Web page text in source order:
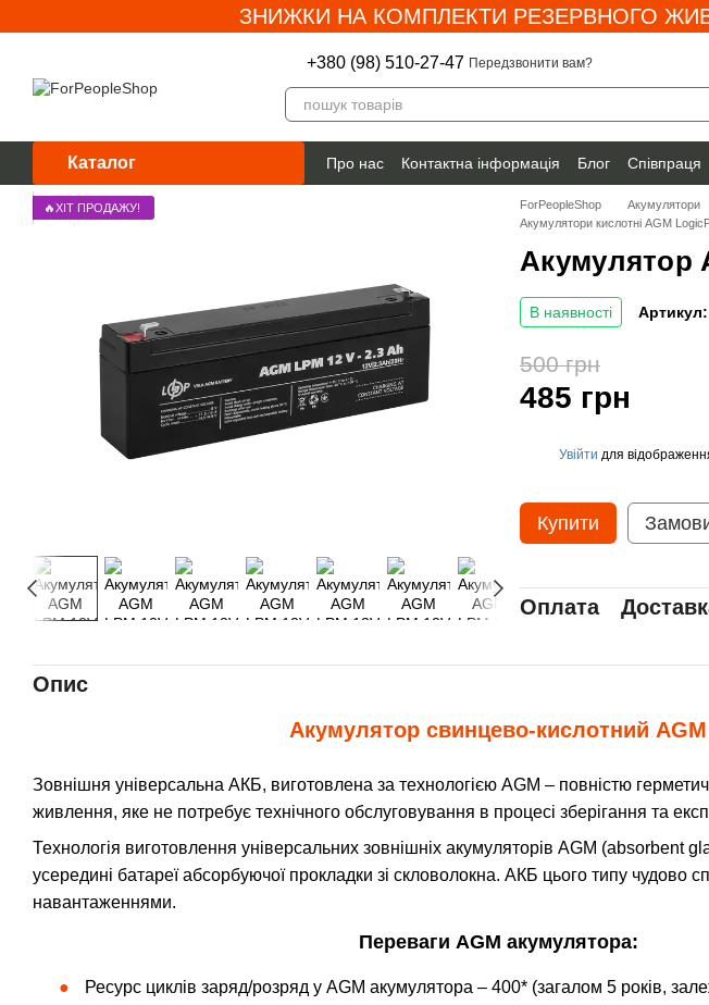
Перейти до основного контентуЗНИЖКИ НА КОМПЛЕКТИ РЕЗЕРВНОГО
+380 (98) 510-27-47 Передзвонити вам?
Каталог Про нас Контактна інформація Блог Співпраця
Гарантія
🔥ХІТ ПРОДАЖУ! ForPeopleShop Акумулятори
Акумулятори кислотні AGM
Акумулятор
В наявності
485 грн
500 грн
Увійти для
Купити
Оплата
Опис
Акумулятор свинцево-кислотний AGM
Зовнішня універсальна АКБ, виготовлена за технологією AGM – повністю
живлення, яке не потребує технічного обслуговування в процесі зберігання та
Технологія виготовлення універсальних зовнішніх акумуляторів AGM (absorbent
усередині батареї абсорбуючої прокладки зі скловолокна. АКБ цього типу чудово
навантаженнями.
Переваги AGM акумулятора:
Ресурс циклів заряд/розряд у AGM акумулятора – 400* (загалом 5 років,